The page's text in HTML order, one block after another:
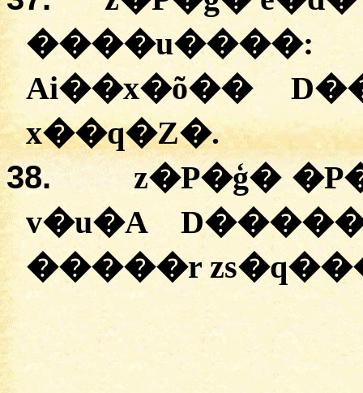
Ai��x�õ��
x��q�Z�.
38.
z�P�ģ�
v�u�A
�����r